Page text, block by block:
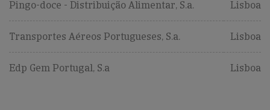
Pingo-doce - Distribuição Alimentar, S.a. Lisboa
Transportes Aéreos Portugueses, S.a. Lisboa
Edp Gem Portugal, S.a Lisboa